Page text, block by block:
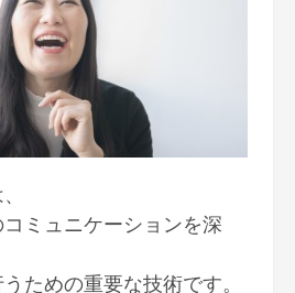
ミュニケーションを深
ための重要な技術です。